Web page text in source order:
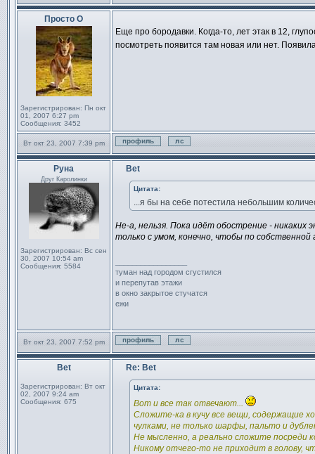
Профиль
Отправить личное
Просто О
Зарегистрирован: Пн окт
01, 2007 6:27 pm
Сообщения: 3452
Сообщение
Еще про бородавки. Когда-то, лет этак в 12,
посмотреть появится там новая или нет.
Вт окт 23, 2007 7:39 pm
Профиль
Отправить личное
Руна
Друг Каролинки
Зарегистрирован: Вс сен
30, 2007 10:54 am
Сообщения: 5584
Bet
Цитата:
...я бы на себе потестила небольшим
Не-а, нельзя. Пока идёт обострение - никаких
только с умом, конечно, чтобы по
туман над городом сгустился
и перепутав этажи
в окно закрытое стучатся
ежи
Вт окт 23, 2007 7:52 pm
Профиль
Отправить личное
Bet
Зарегистрирован: Вт окт
02, 2007 9:24 am
Сообщения: 675
Re: Bet
Цитата:
Вот и все так отвечают...
Сложите-ка в кучу все вещи, содержащие
чулками, не только шарфы, пальто и
Не мысленно, а реально сложите посреди
Никому отчего-то не приходит в голову,